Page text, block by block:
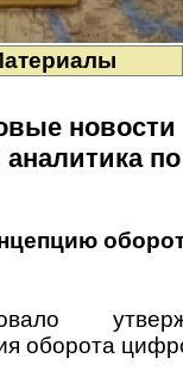
новости
аналитика
оборота